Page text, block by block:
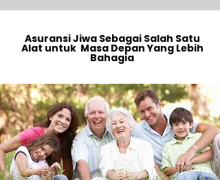
Asuransi Jiwa Sebagai Salah Satu
Alat untuk Masa Depan Yang Lebih
Bahagia